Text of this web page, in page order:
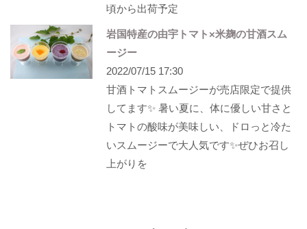
頃から出荷予定
岩国特産の由宇トマト×米麹の甘酒スム
ージー
2022/07/15 17:30
甘酒トマトスムージーが売店限定で提供
してます✨ 暑い夏に、体に優しい甘さと
トマトの酸味が美味しい、ドロっと冷た
いスムージーで大人気です✨ぜひお召し
上がりを